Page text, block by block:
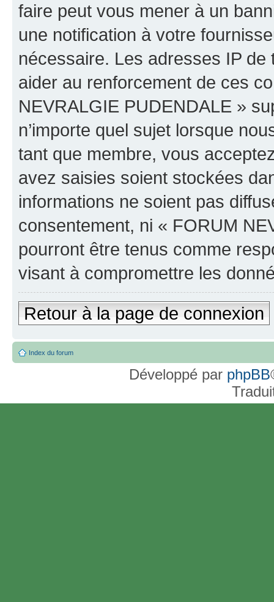
faire peut vous mener à un
une notification à votre
nécessaire. Les adresses IP
aider au renforcement de ces
NEVRALGIE PUDENDALE »
n’importe quel sujet lorsque
tant que membre, vous
avez saisies soient stockées
informations ne soient pas
consentement, ni « FORUM
pourront être tenus comme
visant à compromettre les
Retour à la page de connexion
Index du forum
Développé par phpBB